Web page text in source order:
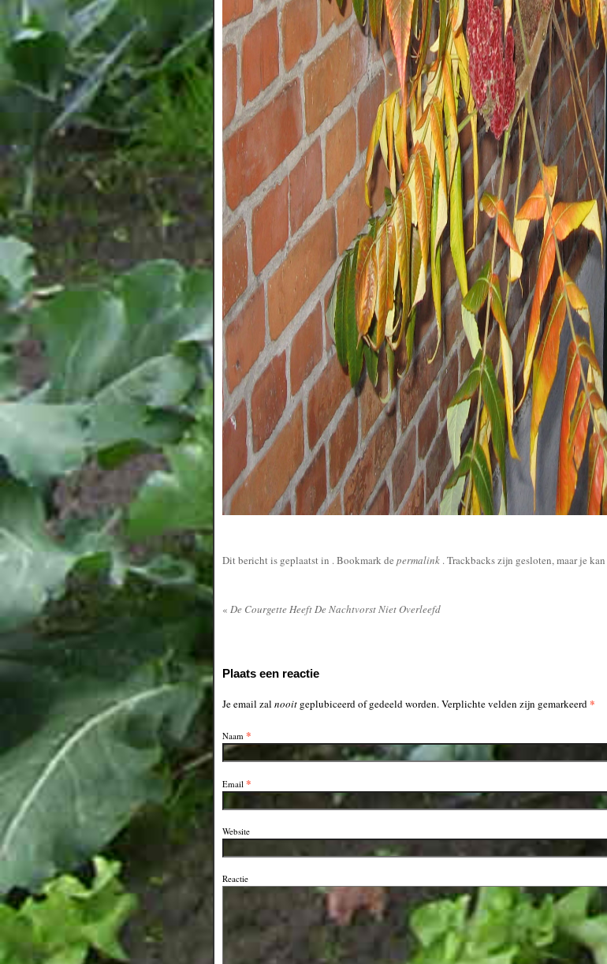
Dit bericht is geplaatst in . Bookmark de permalink . Trackbacks zijn gesloten, maar je kan
« De Courgette Heeft De Nachtvorst Niet Overleefd
Plaats een reactie
Je email zal nooit geplubiceerd of gedeeld worden. Verplichte velden zijn gemarkeerd*
Naam *
Email *
Website
Reactie